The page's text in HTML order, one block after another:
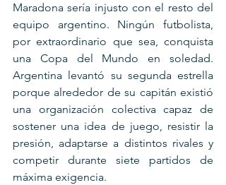
Maradona sería injusto con el resto del
equipo argentino. Ningún futbolista,
por extraordinario que sea, conquista
una Copa del Mundo en soledad.
Argentina levantó su segunda estrella
porque alrededor de su capitán existió
una organización colectiva capaz de
sostener una idea de juego, resistir la
presión, adaptarse a distintos rivales y
competir durante siete partidos de
máxima exigencia.